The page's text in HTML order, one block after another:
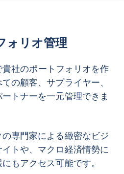
ォリオ管理
社のポートフォリオを作
の顧客、サプライヤー、
トナーを一元管理できま
専門家による緻密なビジ
トや、マクロ経済情勢に
もアクセス可能です。